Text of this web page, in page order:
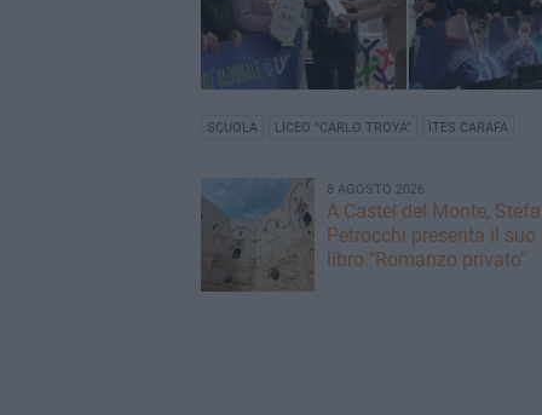
SCUOLA LICEO "CARLO TROYA" ITES CARAFA
8 AGOSTO 2026
A Castel del Monte,
Petrocchi presenta il
libro "Romanzo privato"